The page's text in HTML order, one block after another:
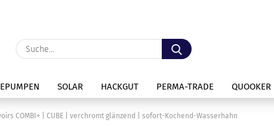
LieferlandSuche...
SOLAR HACKGUT PERMA-TRADE QUOOKER
COMBI+ | CUBE | verchromt glänzend | sofort-Kochend-Wasserhahn